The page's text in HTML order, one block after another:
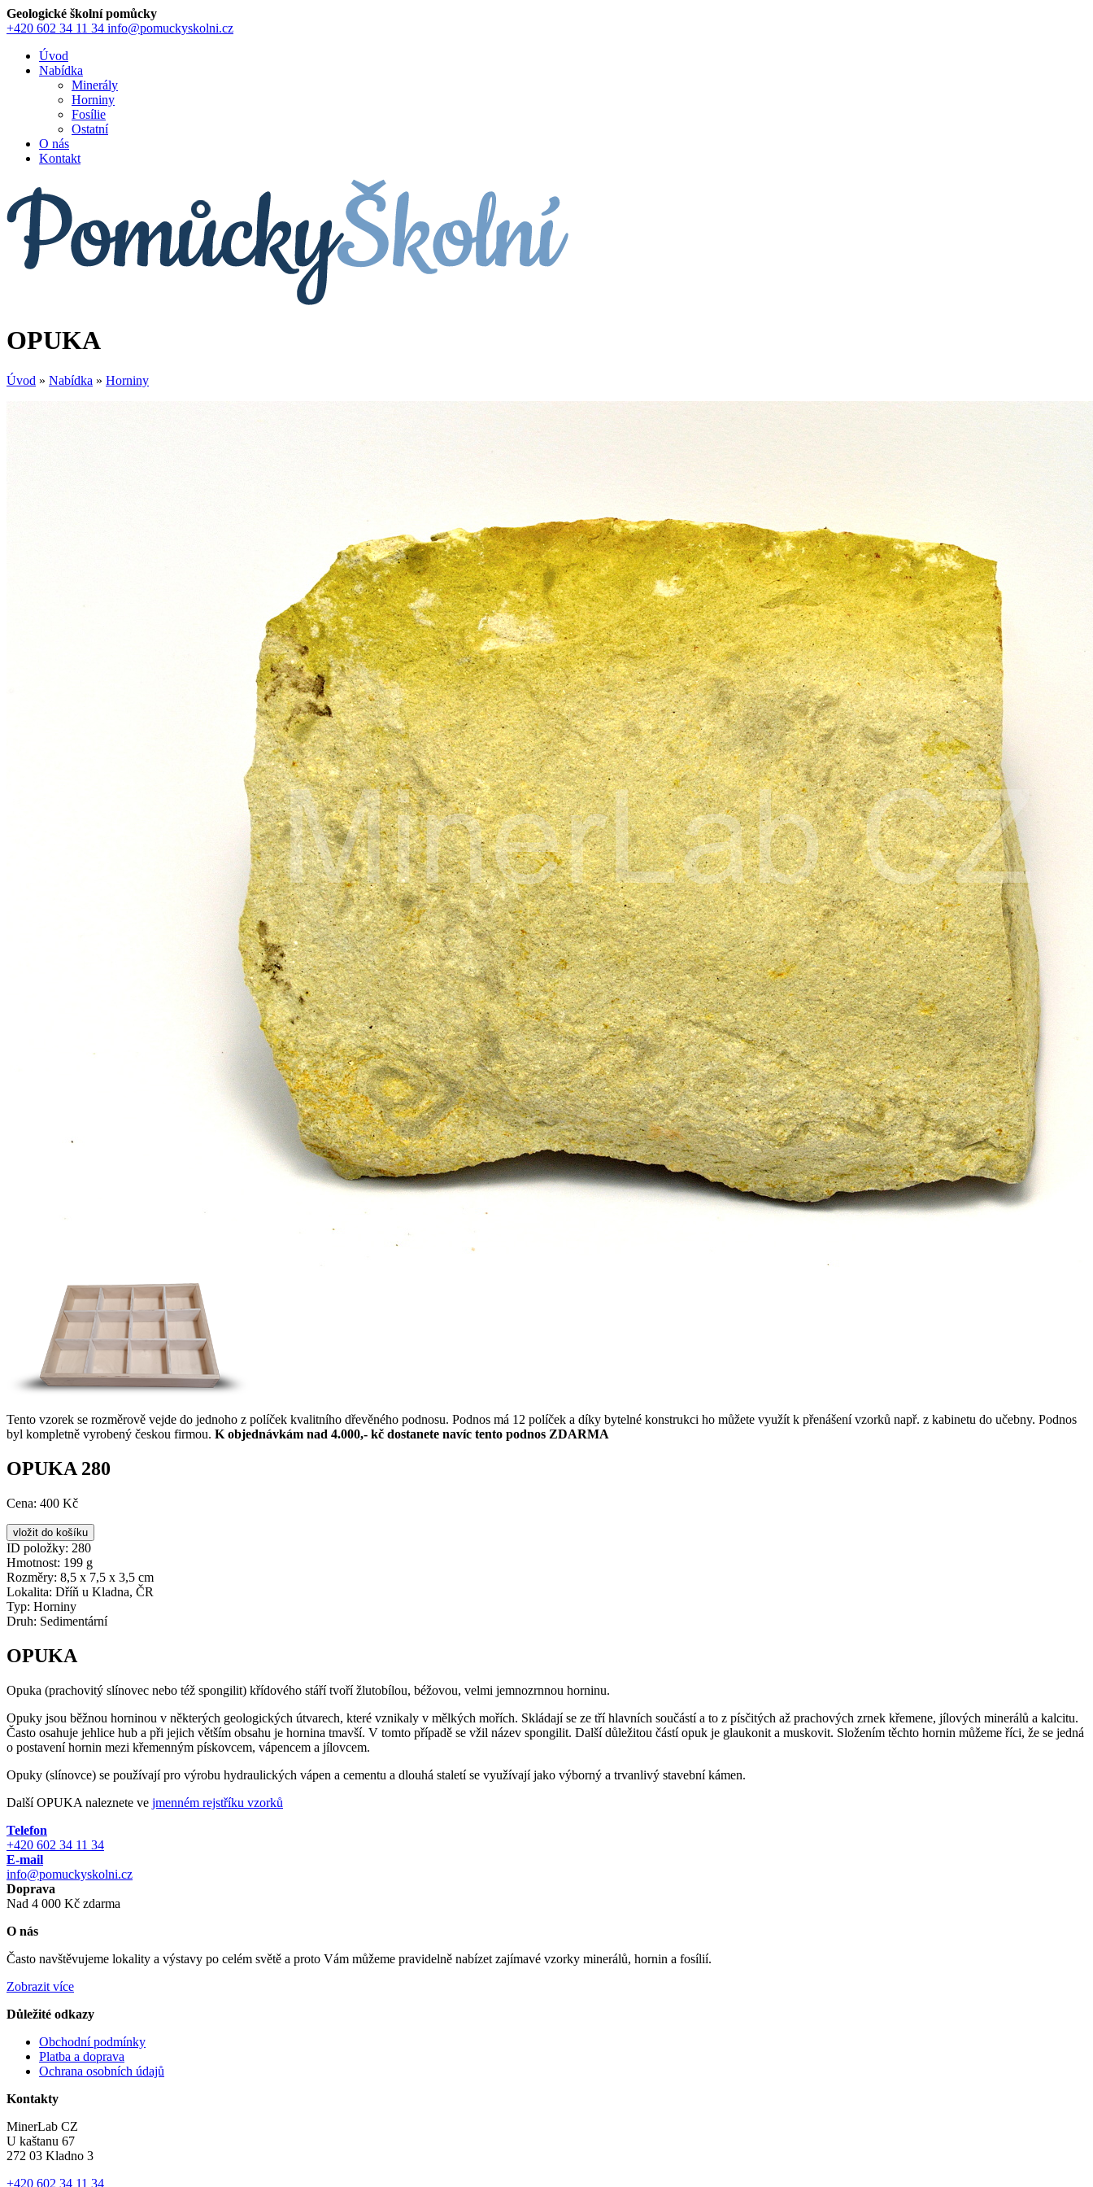
Geologické školní pomůcky
+420 602 34 11 34 info@pomuckyskolni.cz
Úvod
Nabídka
Minerály
Horniny
Fosílie
Ostatní
O nás
Kontakt
OPUKA
Úvod » Nabídka » Horniny
Tento vzorek se rozměrově vejde do jednoho z políček kvalitního dřevěného podnosu. Podnos má 12 políček a díky bytelné konstrukci ho můžete využít k přenášení vzorků např. z kabinetu do učebny. Podnos
byl kompletně vyrobený českou firmou. K objednávkám nad 4.000,- kč dostanete navíc tento podnos ZDARMA
OPUKA 280
Cena: 400 Kč
ID položky: 280
Hmotnost: 199 g
Rozměry: 8,5 x 7,5 x 3,5 cm
Lokalita: Dříň u Kladna, ČR
Typ: Horniny
Druh: Sedimentární
OPUKA
Opuka (prachovitý slínovec nebo též spongilit) křídového stáří tvoří žlutobílou, béžovou, velmi jemnozrnnou horninu.
Opuky jsou běžnou horninou v některých geologických útvarech, které vznikaly v mělkých mořích. Skládají se ze tří hlavních součástí a to z písčitých až prachových zrnek křemene, jílových minerálů a kalcitu.
Často osahuje jehlice hub a při jejich větším obsahu je hornina tmavší. V tomto případě se vžil název spongilit. Další důležitou částí opuk je glaukonit a muskovit. Složením těchto hornin můžeme říci, že se jedná
o postavení hornin mezi křemenným pískovcem, vápencem a jílovcem.
Opuky (slínovce) se používají pro výrobu hydraulických vápen a cementu a dlouhá staletí se využívají jako výborný a trvanlivý stavební kámen.
Další OPUKA naleznete ve jmenném rejstříku vzorků
Telefon
+420 602 34 11 34
E-mail
info@pomuckyskolni.cz
Doprava
Nad 4 000 Kč zdarma
O nás
Často navštěvujeme lokality a výstavy po celém světě a proto Vám můžeme pravidelně nabízet zajímavé vzorky minerálů, hornin a fosílií.
Zobrazit více
Důležité odkazy
Obchodní podmínky
Platba a doprava
Ochrana osobních údajů
Kontakty
MinerLab CZ
U kaštanu 67
272 03 Kladno 3
+420 602 34 11 34